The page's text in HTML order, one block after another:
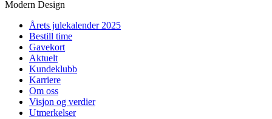
Modern Design
Årets julekalender 2025
Bestill time
Gavekort
Aktuelt
Kundeklubb
Karriere
Om oss
Visjon og verdier
Utmerkelser